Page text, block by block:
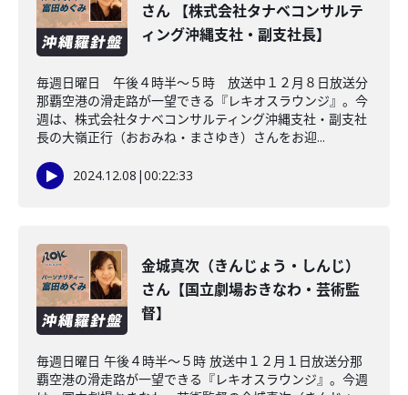
さん 【株式会社タナベコンサルテ
ィング沖縄支社・副支社長】
毎週日曜日 午後４時半～５時 放送中１２月８日放送分
那覇空港の滑走路が一望できる『レキオスラウンジ』。今
週は、株式会社タナベコンサルティング沖縄支社・副支社
長の大嶺正行（おおみね・まさゆき）さんをお迎...
2024.12.08 |00:22:33
金城真次（きんじょう・しんじ）
さん【国立劇場おきなわ・芸術監
督】
毎週日曜日 午後４時半～５時 放送中１２月１日放送分那
覇空港の滑走路が一望できる『レキオスラウンジ』。今週